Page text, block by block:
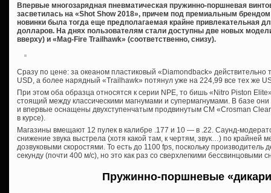
Впервые многозарядная пневматическая пружинно-поршневая
засветилась на «Shot Show 2018», причем под премиальным
новинки была тогда еще предполагаемая крайне привлекательная
долларов. На днях пользователям стали доступны две новых
вверху) и «Mag-Fire Trailhawk» (соответственно, снизу).
Сразу по цене: за океаном пластиковый «Diamondback»
USD, а более нарядный «Trailhawk» потянул уже на 224,99 все тех же
При этом оба образца относятся к серии NPE, то бишь «Nitro Piston
стоящий между классическими магнумами и супермагнумами. В базе
и впервые оснащены двухступенчатым продвинутым СМ «Crosman
в курсе).
Магазины вмещают 12 пулек в калибре .177 и 10 — в .22. Саунд-
снижение звука выстрела (хотя какой там, к чертям, звук…) по крайней
дозвуковыми скоростями. То есть до 1100 fps, поскольку
секунду (почти 400 м/с), но это как раз со сверхлегкими бессвинцовыми
Пружинно-поршневые